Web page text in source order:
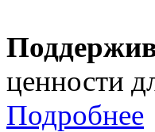
ценности
Подробнее